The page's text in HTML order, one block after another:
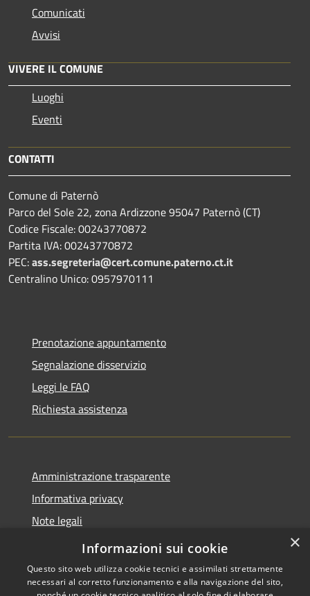
Comunicati
Avvisi
VIVERE IL COMUNE
Luoghi
Eventi
CONTATTI
Comune di Paternò
Parco del Sole 22, zona Ardizzone 95047 Paternò (CT)
Codice Fiscale: 00243770872
Partita IVA: 00243770872
PEC:ass.segreteria@cert.comune.paterno.ct.it
Centralino Unico: 0957970111
Prenotazione appuntamento
Segnalazione disservizio
Leggi le FAQ
Richiesta assistenza
Amministrazione trasparente
Informativa privacy
Note legali
Dichiarazione di accessibilità
×
Informazioni sui cookie
Questo sito web utilizza cookie tecnici e assimilati strettamente
necessari al corretto funzionamento e alla navigazione del sito,